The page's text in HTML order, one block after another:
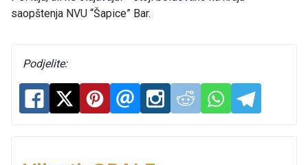
saopštenja NVU “Šapice” Bar.
Podjelite: